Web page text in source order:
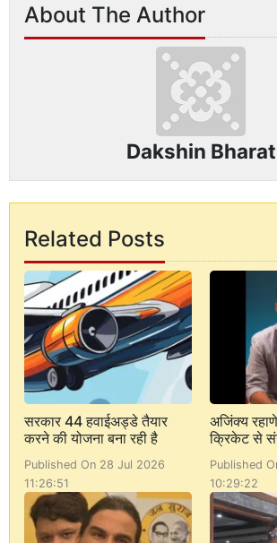
About The Author
Dakshin Bharat
Related Posts
सरकार 44 हवाईअड्डे तैयार
करने की योजना बना रही है
Published On 28 Jul 2026
11:26:51
अजिंक्य
क्रिकेट से
Published
10:29:22